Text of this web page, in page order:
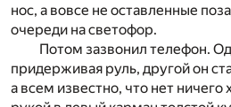
нос, а вовсе не оставленные
очереди на светофор.
Потом зазвонил телефон.
придерживая руль, другой он
а всем известно, что нет